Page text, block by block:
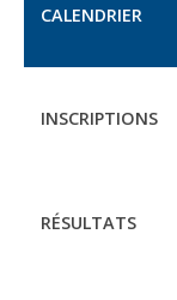
CALENDRIER
INSCRIPTIONS
RÉSULTATS